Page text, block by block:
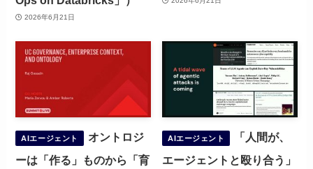
2026年6月21日
AIエージェント
オントロジ
ーは「作る」ものから「育
AIエージェント
「人間が、
エージェントと殴り合う」